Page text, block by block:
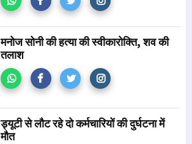
मनोज सोनी की हत्या की स्वीकारोक्ति, शव की
तलाश
ड्यूटी से लौट रहे दो कर्मचारियों की दुर्घटना में
मौत